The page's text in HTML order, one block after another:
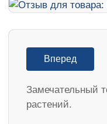
Вперед
Замечательный
растений.